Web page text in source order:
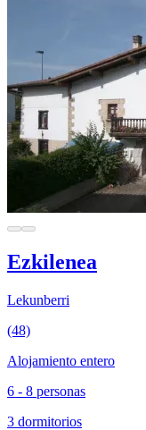
Ezkilenea
Lekunberri
(48)
Alojamiento entero
6 - 8 personas
3 dormitorios